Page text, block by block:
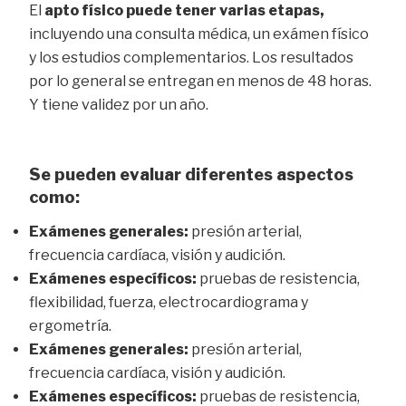
El apto físico puede tener varias etapas,
incluyendo una consulta médica, un exámen físico
y los estudios complementarios. Los resultados
por lo general se entregan en menos de 48 horas.
Y tiene validez por un año.
Se pueden evaluar diferentes aspectos
como:
Exámenes generales: presión arterial,
frecuencia cardíaca, visión y audición.
Exámenes específicos: pruebas de resistencia,
flexibilidad, fuerza, electrocardiograma y
ergometría.
Exámenes generales: presión arterial,
frecuencia cardíaca, visión y audición.
Exámenes específicos: pruebas de resistencia,